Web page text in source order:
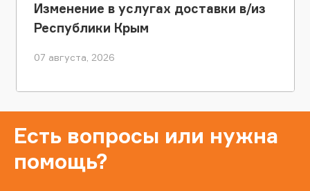
Изменение в услугах доставки в/из
Республики Крым
07 августа, 2026
Есть вопросы или нужна
помощь?